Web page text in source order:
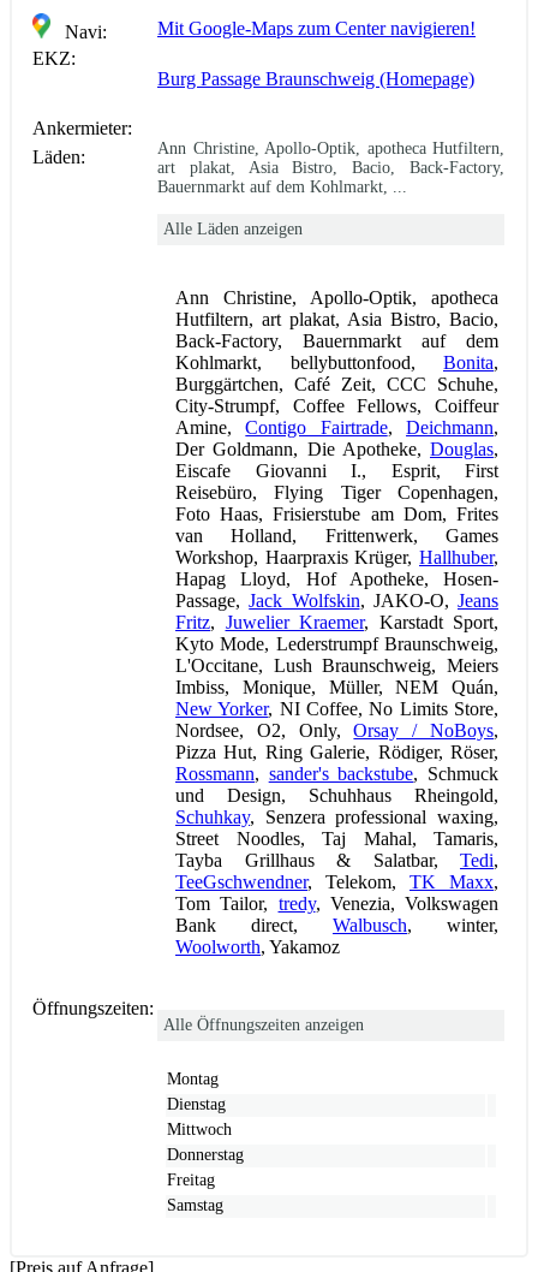
Navi:
Mit Google-Maps zum Center navigieren!
EKZ:
Burg Passage Braunschweig (Homepage)
Ankermieter:
Läden:
Ann Christine, Apollo-Optik, apotheca Hutfiltern,
art plakat, Asia Bistro, Bacio, Back-Factory,
Bauernmarkt auf dem Kohlmarkt, ...
Alle Läden anzeigen
Ann Christine, Apollo-Optik, apotheca
Hutfiltern, art plakat, Asia Bistro, Bacio,
Back-Factory, Bauernmarkt auf dem
Kohlmarkt, bellybuttonfood, Bonita,
Burggärtchen, Café Zeit, CCC Schuhe,
City-Strumpf, Coffee Fellows, Coiffeur
Amine,Contigo Fairtrade,Deichmann,
Der Goldmann, Die Apotheke, Douglas,
Eiscafe Giovanni I., Esprit, First
Reisebüro, Flying Tiger Copenhagen,
Foto Haas, Frisierstube am Dom, Frites
van Holland, Frittenwerk, Games
Workshop, Haarpraxis Krüger, Hallhuber,
Hapag Lloyd, Hof Apotheke, Hosen-
Passage,Jack Wolfskin, JAKO-O, Jeans
Fritz, Juwelier Kraemer, Karstadt Sport,
Kyto Mode, Lederstrumpf Braunschweig,
L'Occitane, Lush Braunschweig, Meiers
Imbiss, Monique, Müller, NEM Quán,
New Yorker, NI Coffee, No Limits Store,
Nordsee, O2, Only,Orsay / NoBoys,
Pizza Hut, Ring Galerie, Rödiger, Röser,
Rossmann, sander's backstube, Schmuck
und Design, Schuhhaus Rheingold,
Schuhkay, Senzera professional waxing,
Street Noodles, Taj Mahal, Tamaris,
Tayba Grillhaus & Salatbar, Tedi,
TeeGschwendner, Telekom, TK Maxx,
Tom Tailor, tredy, Venezia, Volkswagen
Bank direct, Walbusch, winter,
Woolworth, Yakamoz
Öffnungszeiten:
Alle Öffnungszeiten anzeigen
Montag
Dienstag
Mittwoch
Donnerstag
Freitag
Samstag
[Preis auf Anfrage]